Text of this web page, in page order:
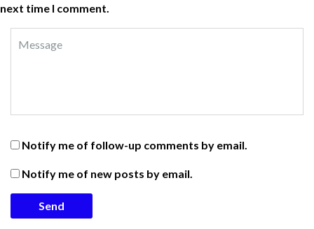
next time I comment.
Notify me of follow-up comments by email.
Notify me of new posts by email.